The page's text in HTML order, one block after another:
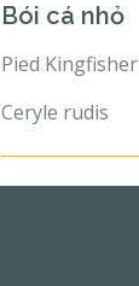
Bói cá nhỏ
Pied Kingfisher
Ceryle rudis